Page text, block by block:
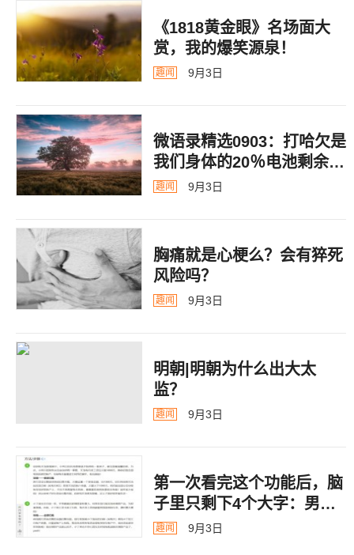
《1818黄金眼》名场面大
赏，我的爆笑源泉！
趣闻 9月3日
微语录精选0903：打哈欠是
我们身体的20％电池剩余警
告
趣闻 9月3日
胸痛就是心梗么？会有猝死
风险吗？
趣闻 9月3日
明朝|明朝为什么出大太
监？ ​​​
趣闻 9月3日
第一次看完这个功能后，脑
子里只剩下4个大字：男德
银行
趣闻 9月3日